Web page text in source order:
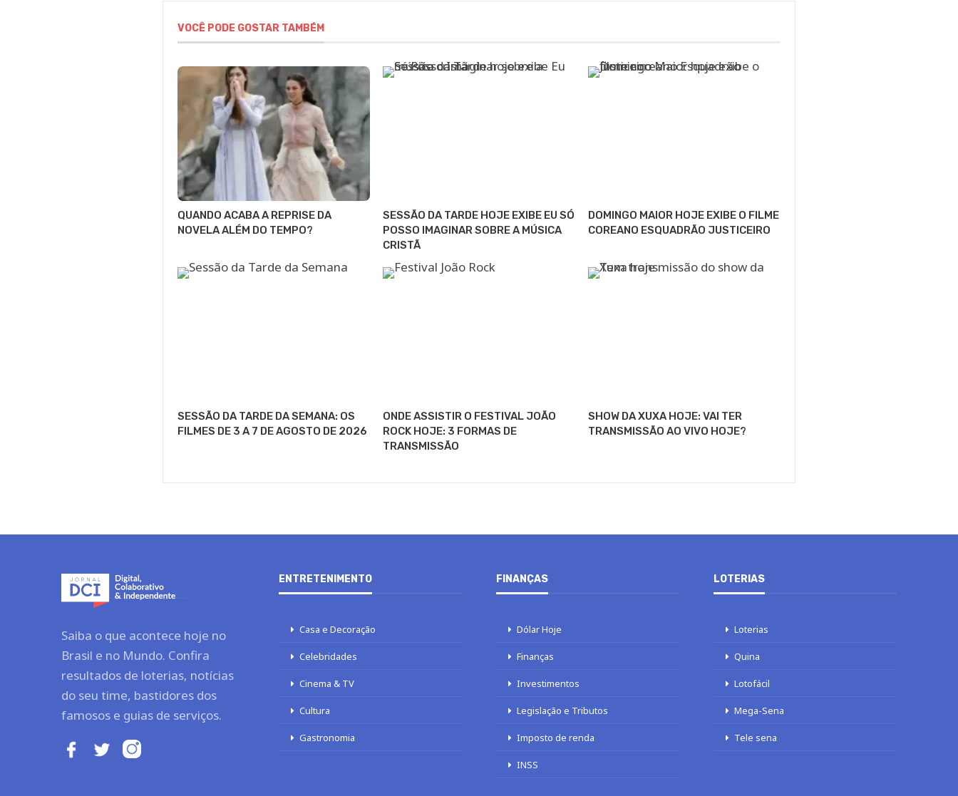
VOCÊ PODE GOSTAR TAMBÉM
QUANDO ACABA A REPRISE DA
NOVELA ALÉM DO TEMPO?
SESSÃO DA TARDE HOJE EXIBE EU SÓ
POSSO IMAGINAR SOBRE A MÚSICA
CRISTÃ
DOMINGO MAIOR HOJE EXIBE O FILME
COREANO ESQUADRÃO JUSTICEIRO
SESSÃO DA TARDE DA SEMANA: OS
FILMES DE 3 A 7 DE AGOSTO DE 2026
ONDE ASSISTIR O FESTIVAL JOÃO
ROCK HOJE: 3 FORMAS DE
TRANSMISSÃO
SHOW DA XUXA HOJE: VAI TER
TRANSMISSÃO AO VIVO HOJE?
Saiba o que acontece hoje no
Brasil e no Mundo. Confira
resultados de loterias, notícias
do seu time, bastidores dos
famosos e guias de serviços.
ENTRETENIMENTO
Casa e Decoração
Celebridades
Cinema & TV
Cultura
Gastronomia
FINANÇAS
Dólar Hoje
Finanças
Investimentos
Legislação e Tributos
Imposto de renda
INSS
LOTERIAS
Loterias
Quina
Lotofácil
Mega-Sena
Tele sena